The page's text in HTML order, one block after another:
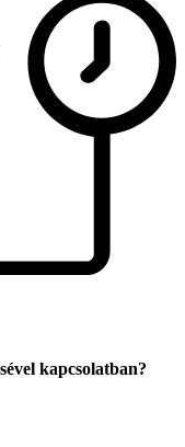
kapcsolatban?